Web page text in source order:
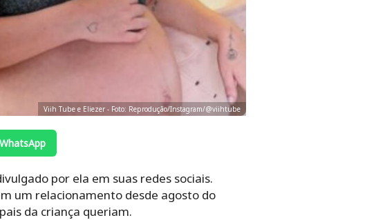
Viih Tube e Eliezer - Foto: Reprodução/Instagram/@viihtube
por ela em suas redes sociais.
um relacionamento desde agosto do
da criança queriam.